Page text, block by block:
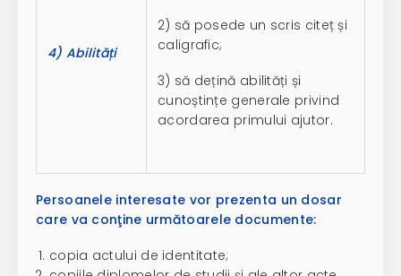
4) Abilități
2) să posede un scris citeț și
caligrafic;
3) să dețină abilități și
cunoștințe generale privind
acordarea primului ajutor.
Persoanele interesate vor prezenta un dosar
care va conţine următoarele documente:
copia actului de identitate;